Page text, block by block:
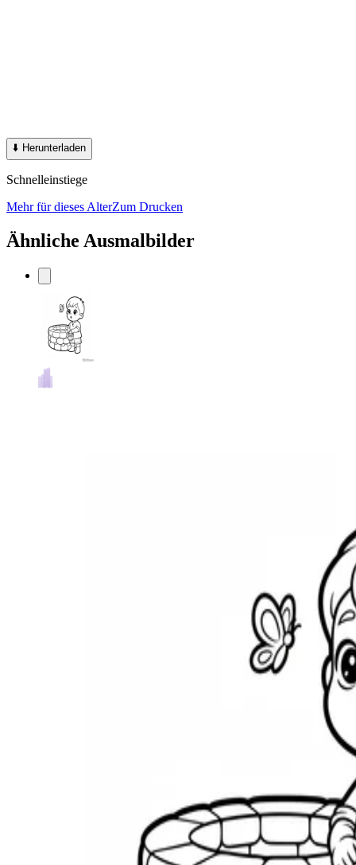
⬇️ Herunterladen
Schnelleinstiege
Mehr für dieses AlterZum Drucken
Ähnliche Ausmalbilder